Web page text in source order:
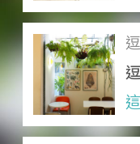
選擇語言：
關於我們
團隊印象